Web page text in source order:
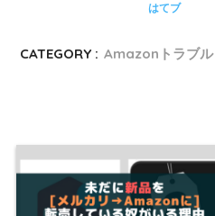
はてブ
CATEGORY : Amazonトラブル